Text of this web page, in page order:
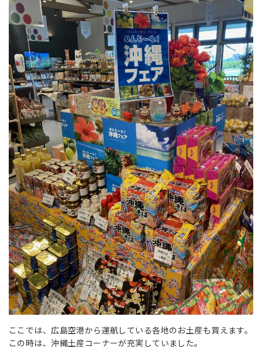
ここでは、広島空港から運航している各地のお土産も買えます。
この時は、沖縄土産コーナーが充実していました。